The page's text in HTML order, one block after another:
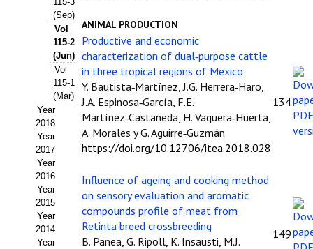
Directrices para autores/as
Políticas Editoriales
Propuesta Volumen Especial
Sello Calidad FECYT
Premio Prensa Agraria
Buscador de Artículos
JORNADAS AIDA
Presentación Jornadas
(Sep)
Vol
115-2
(Jun)
Vol
115-1
(Mar)
Year
2018
Year
2017
Year
2016
Year
2015
Year
2014
Year
ANIMAL PRODUCTION
Productive and economic
characterization of dual‑purpose cattle
in three tropical regions of Mexico
Y. Bautista‑Martínez, J.G. Herrera‑Haro,
J.A. Espinosa‑García, F.E.
Martínez‑Castañeda, H. Vaquera‑Huerta,
A. Morales y G. Aguirre‑Guzmán
https://doi.org/10.12706/itea.2018.028
134
Influence of ageing and cooking method
on sensory evaluation and aromatic
compounds profile of meat from
Retinta breed crossbreeding
B. Panea, G. Ripoll, K. Insausti, M.J.
149